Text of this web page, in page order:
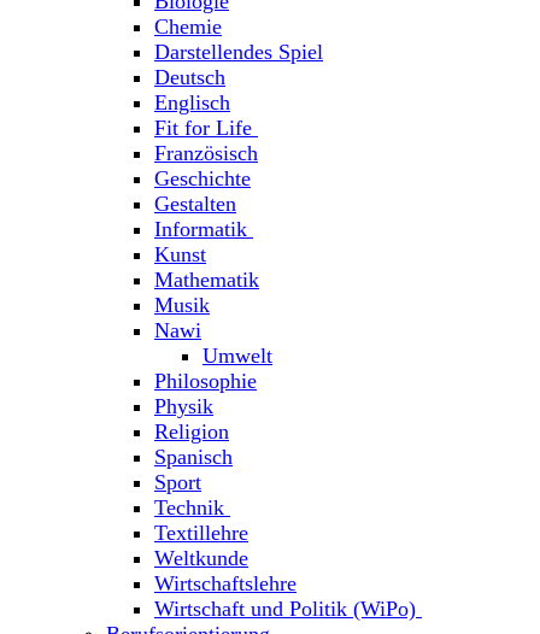
Chemie
Darstellendes Spiel
Deutsch
Englisch
Fit for Life
Französisch
Geschichte
Gestalten
Informatik
Kunst
Mathematik
Musik
Nawi
Umwelt
Philosophie
Physik
Religion
Spanisch
Sport
Technik
Textillehre
Weltkunde
Wirtschaftslehre
Wirtschaft und Politik (WiPo)